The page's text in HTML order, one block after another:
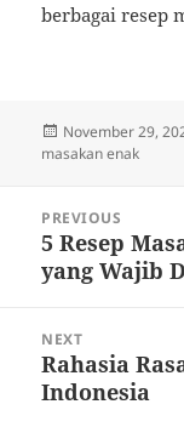
berbagai resep
Posted
on
November 29,
masakan enak
navigation
PREVIOUS
Previous
post:
5 Resep
yang Wajib
NEXT
Next
post:
Rahasia
Indonesia